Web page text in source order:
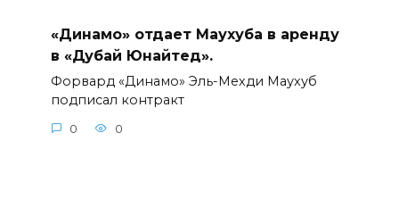
«Динамо» отдает Маухуба в аренду
в «Дубай Юнайтед».
Форвард «Динамо» Эль-Мехди Маухуб
подписал контракт
0 0